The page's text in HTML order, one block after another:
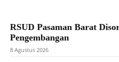
RSUD Pasaman Barat
Pengembangan
8 Agustus 2026